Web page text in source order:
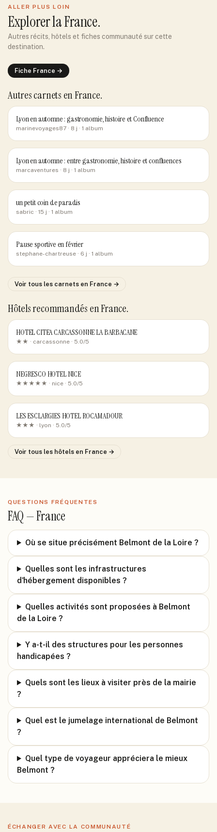
ALLER PLUS LOIN
Explorerla France.
Autres récits, hôtels et fiches communauté sur cette
destination.
Fiche France →
Autres carnets en France.
Lyon en automne : gastronomie, histoire et Confluence
marinevoyages87 · 8 j · 1 album
Lyon en automne : entre gastronomie, histoire et confluences
marcaventures · 8 j · 1 album
un petit coin de paradis
sabric · 15 j · 1 album
Pause sportive en février
stephane-chartreuse · 6 j · 1 album
Voir tous les carnets en France →
Hôtels recommandés en France.
HOTEL CITEA CARCASSONNE LA BARBACANE
★★ · carcassonne · 5.0/5
NEGRESCO HOTEL NICE
★★★★★ · nice · 5.0/5
LES ESCLARGIES HOTEL ROCAMADOUR
★★★ · lyon · 5.0/5
Voir tous les hôtels en France →
QUESTIONS FRÉQUENTES
FAQ —France
Où se situe précisément Belmont de la Loire ?
Quelles sont les infrastructures
d'hébergement disponibles ?
Quelles activités sont proposées à Belmont
de la Loire ?
Y a-t-il des structures pour les personnes
handicapées ?
Quels sont les lieux à visiter près de la mairie
?
Quel est le jumelage international de Belmont
?
Quel type de voyageur appréciera le mieux
Belmont ?
ÉCHANGER AVEC LA COMMUNAUTÉ